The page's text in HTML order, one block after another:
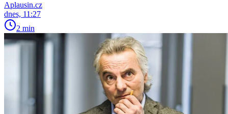
Aplausin.cz
dnes, 11:27
2 min